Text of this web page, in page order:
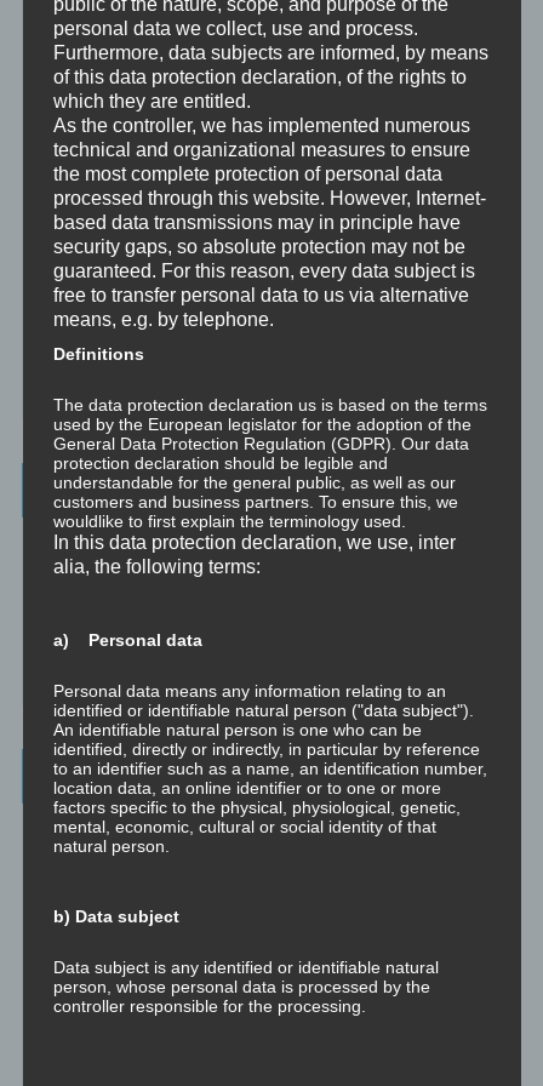
Problemstellungen durch Interaktion zwischen einer unabhängigen
Person und einem Klienten.
Mentoring
Mentoring ist das individualisierte Weitergeben von Wissen und
Erfahrungen durch Interaktion zwischen einer erfahrenen Person
und einem Klienten.
Supervision
Supervision ist das individualisierte Reflektieren der gemachten
oder anstehenden professionellen Erfahrungen durch Interaktion
zwischen einem Supervisor und einem Klienten.
Ausbildung
Ausbildung ist die angepasste Vermittlung von allgemeinem Wissen
erfahrene Person an Klienten.
Wissenswertes
☞ Ablauf einer Beratung
☞ Grundlagen für persönliche Entwicklung
☞ Was kostet es?
Wichtigste Seiten - minimedi.online
⇒ GrundlagenHier gibt es die grundlegenden Wissenseinheiten
und Techniken rund um Meditation.
die manchmal nötige Transformation für Entwicklung und Wachstum
⇒ Emotionale KompetenzHier gibt es Meditationen, um die eigene
emotionale Kompetenz zu entwickeln.
personal data we collect, use and process.
Furthermore, data subjects are informed, by means
of this data protection declaration, of the rights to
which they are entitled.
As the controller, we has implemented numerous
technical and organizational measures to ensure
the most complete protection of personal data
processed through this website. However, Internet-
based data transmissions may in principle have
security gaps, so absolute protection may not be
guaranteed. For this reason, every data subject is
free to transfer personal data to us via alternative
means, e.g. by telephone.
Definitions
The data protection declaration us is based on the terms
used by the European legislator for the adoption of the
General Data Protection Regulation (GDPR). Our data
protection declaration should be legible and
understandable for the general public, as well as our
customers and business partners. To ensure this, we
wouldlike to first explain the terminology used.
In this data protection declaration, we use, inter
alia, the following terms:
a) Personal data
Personal data means any information relating to an
identified or identifiable natural person ("data subject").
An identifiable natural person is one who can be
identified, directly or indirectly, in particular by reference
to an identifier such as a name, an identification number,
location data, an online identifier or to one or more
factors specific to the physical, physiological, genetic,
mental, economic, cultural or social identity of that
natural person.
b) Data subject
Data subject is any identified or identifiable natural
person, whose personal data is processed by the
controller responsible for the processing.